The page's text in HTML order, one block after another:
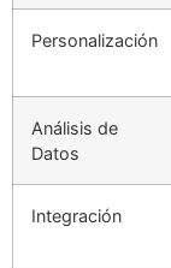
Personalización
Análisis de
Datos
Integración